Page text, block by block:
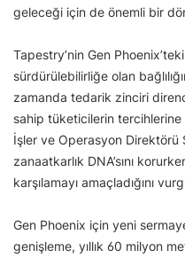
geleceği için de önemli bir
Tapestry’nin Gen
sürdürülebilirliğe olan
zamanda tedarik zinciri
sahip tüketicilerin tercihlerine
İşler ve Operasyon Direktörü
zanaatkarlık DNA’sını
karşılamayı amaçladığını
Gen Phoenix için yeni
genişleme, yıllık 60 milyon